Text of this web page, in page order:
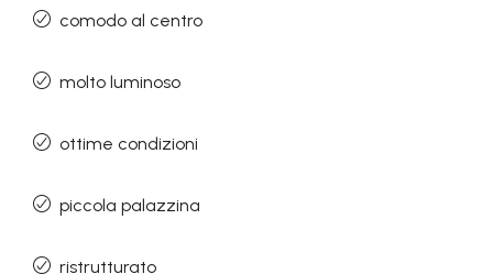
comodo al centro
molto luminoso
ottime condizioni
piccola palazzina
ristrutturato